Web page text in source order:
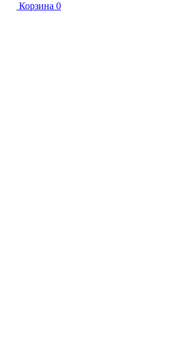
Корзина 0